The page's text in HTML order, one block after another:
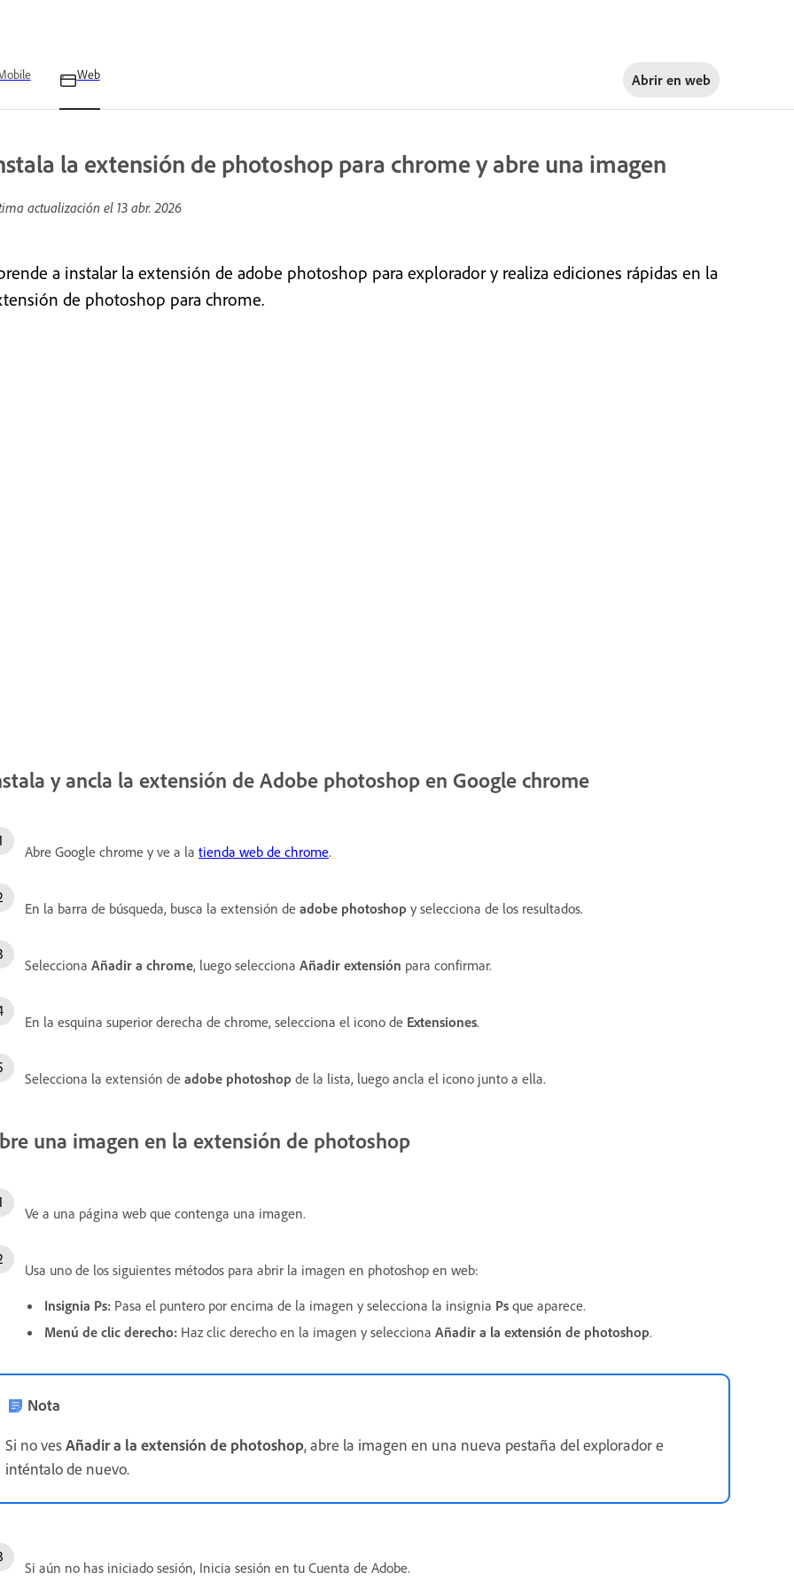
Web Abrir en web
la extensión de photoshop para chrome y abre una imagen
actualización el 13 abr. 2026
a instalar la extensión de adobe photoshop para explorador y realiza ediciones rápidas en la
de photoshop para chrome.
y ancla la extensión de Adobe photoshop en Google chrome
Abre Google chrome y ve a la tienda web de chrome.
En la barra de búsqueda, busca la extensión de adobe photoshop y selecciona de los resultados.
Selecciona Añadir a chrome, luego selecciona Añadir extensión para confirmar.
En la esquina superior derecha de chrome, selecciona el icono de Extensiones.
Selecciona la extensión de adobe photoshop de la lista, luego ancla el icono junto a ella.
una imagen en la extensión de photoshop
Ve a una página web que contenga una imagen.
Usa uno de los siguientes métodos para abrir la imagen en photoshop en web:
Insignia Ps: Pasa el puntero por encima de la imagen y selecciona la insignia Ps que aparece.
Menú de clic derecho: Haz clic derecho en la imagen y selecciona Añadir a la extensión de photoshop.
Nota
Si no vesAñadir a la extensión de photoshop, abre la imagen en una nueva pestaña del explorador e
inténtalo de nuevo.
Si aún no has iniciado sesión, Inicia sesión en tu Cuenta de Adobe.